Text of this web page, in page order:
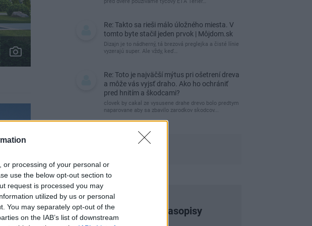
or processing of your personal or
use the below opt-out section to
request is processed you may
utilized by us or personal
You may separately opt-out of the
on the IAB’s list of downstream
Re: Takto sa rieši málo úložného miesta. V
tomto byte stačil jeden prvok | Môjdom.sk
Dizajn je to nádherný, tá brezová preglejka a čisté línie
vyzerajú super. Ale vždy, keď…
Re: Toto je najväčší mýtus pri ošetrení dreva
a môže vás vyjsť draho. Ako ho ochrániť
pred hnitím a škodcami?
clovek by cakal ze vysusene drahe drevo bolo predtym
naparovane aby sa zbavilo zarodkov skodcov...
Najnovšie časopisy